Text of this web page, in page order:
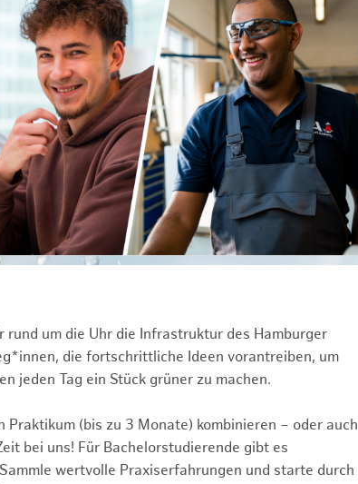
um die Uhr die Infrastruktur des Hamburger
die fortschrittliche Ideen vorantreiben, um
jeden Tag ein Stück grüner zu machen.
(bis zu 3 Monate) kombinieren – oder auch
bei uns! Für Bachelorstudierende gibt es
wertvolle Praxiserfahrungen und starte durch